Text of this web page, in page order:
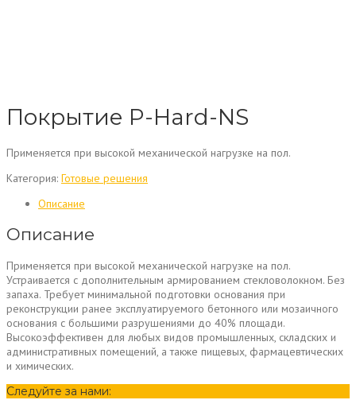
Покрытие P-Hard-NS
Применяется при высокой механической нагрузке на пол.
Категория: Готовые решения
Описание
Описание
Применяется при высокой механической нагрузке на пол.
Устраивается с дополнительным армированием стекловолокном. Без
запаха. Требует минимальной подготовки основания при
реконструкции ранее эксплуатируемого бетонного или мозаичного
основания с большими разрушениями до 40% площади.
Высокоэффективен для любых видов промышленных, складских и
административных помещений, а также пищевых, фармацевтических
и химических.
Следуйте за нами: